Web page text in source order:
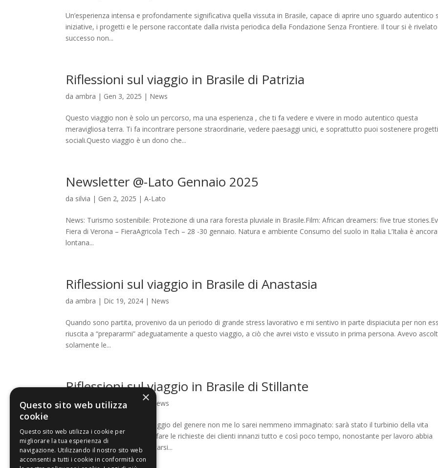
Un’esperienza intensa e profondamente significativa quella vissuta in Brasile, capace di aprire uno sguardo autentico
iniziative, i progetti e le persone raccontate dalla rivista periodica della Fondazione Senza Frontiere. Il tour si è
successo non...
Riflessioni sul viaggio in Brasile di Patrizia
da ambra | Gen 3, 2025 | News
Questo viaggio non è solo un percorso, ma una esperienza , che ti fa vedere e vivere in modo autentico questa
meravigliosa terra. Ti fa incontrare persone straordinarie, vedere paesaggi unici, e soprattutto puoi sostenere
sociali.Questo viaggio è un dono che...
Newsletter @-Lato Gennaio 2025
da silvia | Gen 2, 2025 |A-Lato
News: Turismo sostenibile: Protezione di una rara foresta pluviale in Brasile.Film: African dreamers: five true
Fiera di Verona – FieraAgricola Tech – 28 -30 gennaio. Natura e ambiente Consumo del suolo in Italia L’Italia è ancora
lontana...
Riflessioni sul viaggio in Brasile di Anastasia
da ambra | Dic 19, 2024 | News
Quando sono partita, provenivo da un periodo di grande stress lavorativo e mi sentivo in parte dispiaciuta per non
riuscita a “prepararmi” adeguatamente a questo viaggio, a ciò che avrei visto e vissuto in prima persona. Avevo
solamente le...
Riflessioni sul viaggio in Brasile di Stillante
daambra|Dic 17, 2024| News
Forse qualche anno fa un viaggio del genere non me lo sarei nemmeno immaginato: sarà stato il turbinio della vita
lavorativa quotidiana, soddisfare le richieste dei clienti innanzi tutto e così poco tempo, nonostante per lavoro abbia
viaggiato tanto, per confrontarsi...
×
Questo sito web utilizza
cookie
Questo sito web utilizza i cookie per
migliorare la tua esperienza di
navigazione. Utilizzando il nostro sito web
acconsenti a tutti i cookie in conformità con